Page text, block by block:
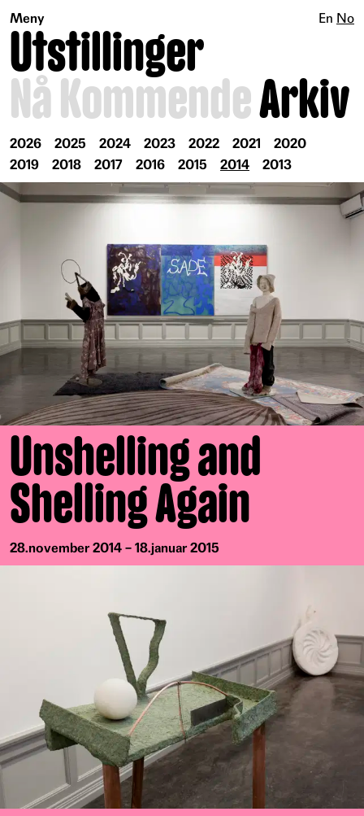
Meny En No
Utstillinger
Nå KommendeArkiv
2026 2025 2024 2023 2022 2021
2020
2019
2018 2017 2016 2015 2014 2013
Unshelling and
Shelling Again
28.november 2014 – 18.januar 2015